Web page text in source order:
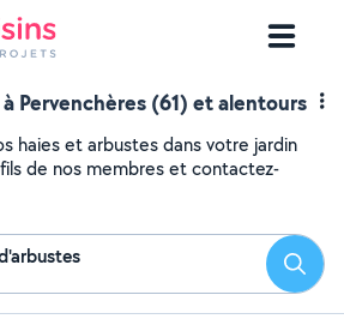
Pervenchères (61) et alentours
haies et arbustes dans votre jardin
de nos membres et contactez-